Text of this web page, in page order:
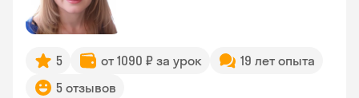
5 от 1090 ₽ за урок
19 лет опыта
5 отзывов